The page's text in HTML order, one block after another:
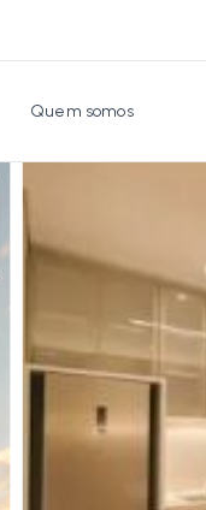
Quem somos